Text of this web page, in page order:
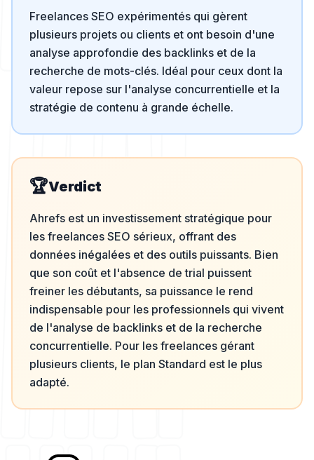
Freelances SEO expérimentés qui gèrent
plusieurs projets ou clients et ont besoin d'une
analyse approfondie des backlinks et de la
recherche de mots-clés. Idéal pour ceux dont la
valeur repose sur l'analyse concurrentielle et la
stratégie de contenu à grande échelle.
🏆Verdict
Ahrefs est un investissement stratégique pour
les freelances SEO sérieux, offrant des
données inégalées et des outils puissants. Bien
que son coût et l'absence de trial puissent
freiner les débutants, sa puissance le rend
indispensable pour les professionnels qui vivent
de l'analyse de backlinks et de la recherche
concurrentielle. Pour les freelances gérant
plusieurs clients, le plan Standard est le plus
adapté.